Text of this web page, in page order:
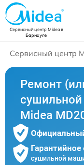
Сервисный центр Mideaв
Барнауле
Сервисный центр
Ремонт
Midea
сушильной